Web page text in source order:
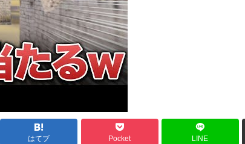
はてブ Pocket LINE